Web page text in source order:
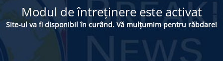
Modul de întreținere este activat
Site-ul va fi disponibil în curând. Vă mulțumim pentru răbdare!